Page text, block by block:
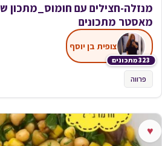
מנזלה-חצילים עם חומוס_מתכון
מאסטר מתכונים
323 מתכונים
צופית בן יוסף
פרווה
♥